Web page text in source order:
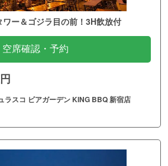
ー＆ゴジラ目の前！3H飲放付
空席確認・予約
ラスコ ビアガーデン KING BBQ 新宿店